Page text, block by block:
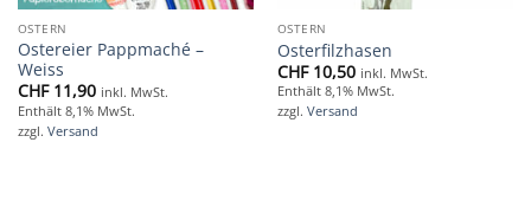
OSTERN
Ostereier Pappmaché –
Weiss
CHF11,90 inkl. MwSt.
Enthält 8,1% MwSt.
zzgl. Versand
OSTERN
Osterfilzhasen
CHF10,50 inkl. MwSt.
Enthält 8,1% MwSt.
zzgl. Versand